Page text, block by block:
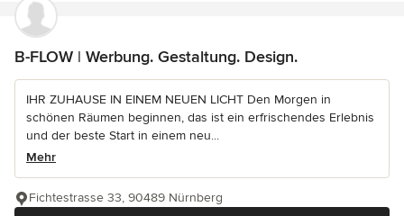
B-FLOW | Werbung. Gestaltung. Design.
IHR ZUHAUSE IN EINEM NEUEN LICHT Den Morgen in
schönen Räumen beginnen, das ist ein erfrischendes Erlebnis
und der beste Start in einem neu...
Mehr
Fichtestrasse 33, 90489 Nürnberg